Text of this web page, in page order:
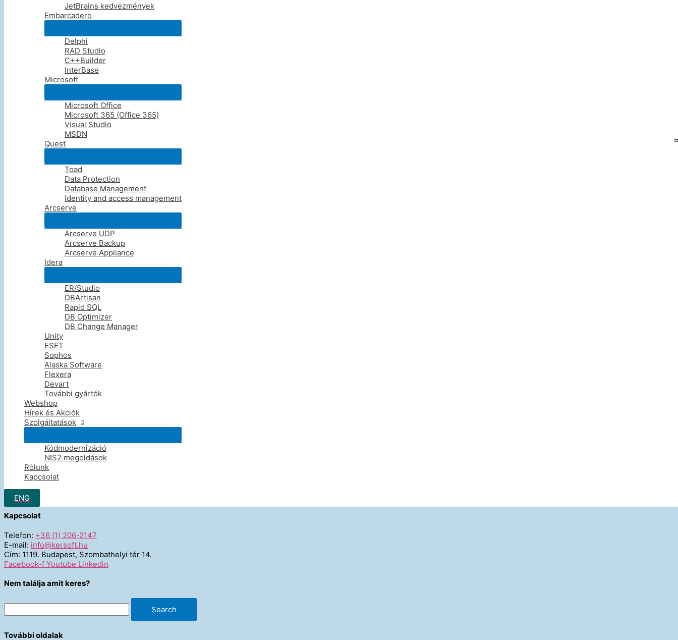
JetBrains kedvezmények
Embarcadero
Delphi
RAD Studio
C++Builder
InterBase
Microsoft
Microsoft Office
Microsoft 365 (Office 365)
Visual Studio
MSDN
Quest
Toad
Data Protection
Database Management
Identity and access management
Arcserve
Arcserve UDP
Arcserve Backup
Arcserve Appliance
Idera
ER/Studio
DBArtisan
Rapid SQL
DB Optimizer
DB Change Manager
Unity
ESET
Sophos
Alaska Software
Flexera
Devart
További gyártók
Webshop
Hírek és Akciók
Szolgáltatások
Kódmodernizáció
NIS2 megoldások
Rólunk
Kapcsolat
ENG
Embarcadero
InterBase Server
Embarcadero
C++ Builder 13 Enterprise
C++ Builder 13 Architect
Akciós termékek
Szoftverek
Webshop
Hírek és Akciók
Szolgáltatások
Rólunk
Microsoft
Embarcadero
JetBrains
Quest
Arcserve
Kapcsolat
Telefon: +36 (1) 206-2147
E-mail: info@kersoft.hu
Cím: 1119. Budapest, Szombathelyi tér 14.
Facebook-f Youtube Linkedin
Nem találja amit keres?
Search
További oldalak